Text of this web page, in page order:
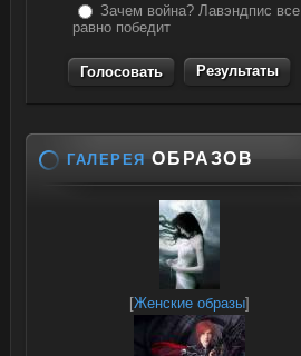
Зачем война? Лавэндпис все
равно победит
Результаты
ГАЛЕРЕЯ ОБРАЗОВ
[Женские образы]